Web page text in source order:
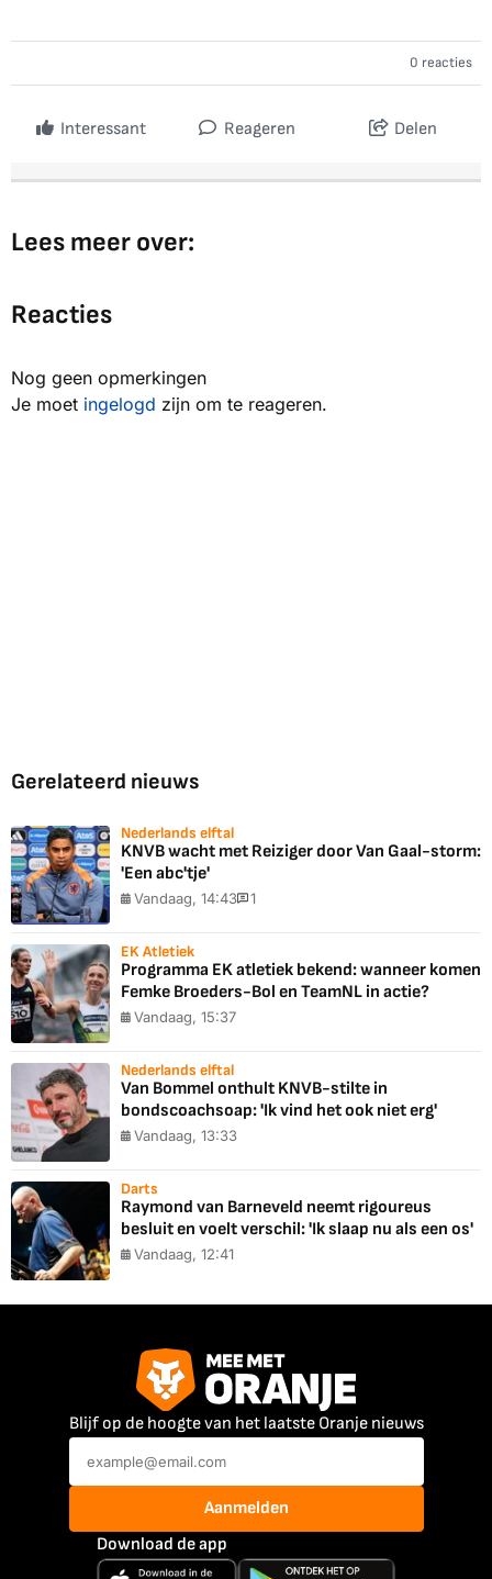
0 reacties
Interessant Reageren Delen
Lees meer over:
Reacties
Nog geen opmerkingen
Je moet ingelogd zijn om te reageren.
Gerelateerd nieuws
Nederlands elftal
KNVB wacht met Reiziger door Van Gaal-storm:
'Een abc'tje'
Vandaag, 14:43 1
EK Atletiek
Programma EK atletiek bekend: wanneer komen
Femke Broeders-Bol en TeamNL in actie?
Vandaag, 15:37
Nederlands elftal
Van Bommel onthult KNVB-stilte in
bondscoachsoap: 'Ik vind het ook niet erg'
Vandaag, 13:33
Darts
Raymond van Barneveld neemt rigoureus
besluit en voelt verschil: 'Ik slaap nu als een os'
Vandaag, 12:41
Blijf op de hoogte van het laatste Oranje nieuws
Aanmelden
Download de app